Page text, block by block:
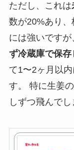
ただし、これは
数が20%あり
には強いですが
ず冷蔵庫で保存
て1〜2ヶ月以
す。 特に生姜
しずつ飛んでし